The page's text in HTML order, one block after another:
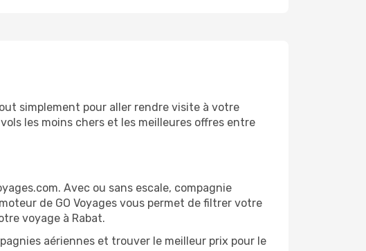
simplement pour aller rendre visite à votre
les moins chers et les meilleures offres entre
Avec ou sans escale, compagnie
de GO Voyages vous permet de filtrer votre
voyage à Rabat.
aériennes et trouver le meilleur prix pour le